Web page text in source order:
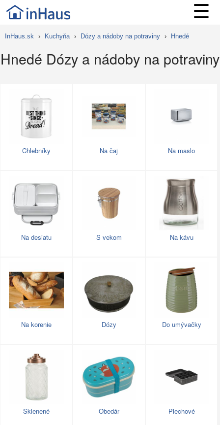
☰
InHaus.sk › Kuchyňa › Dózy a nádoby na potraviny › Hnedé
Hnedé Dózy a nádoby na potraviny
Chlebníky Na čaj Na maslo
Na desiatu S vekom Na kávu
Na korenie Dózy Do umývačky
Sklenené Obedár Plechové